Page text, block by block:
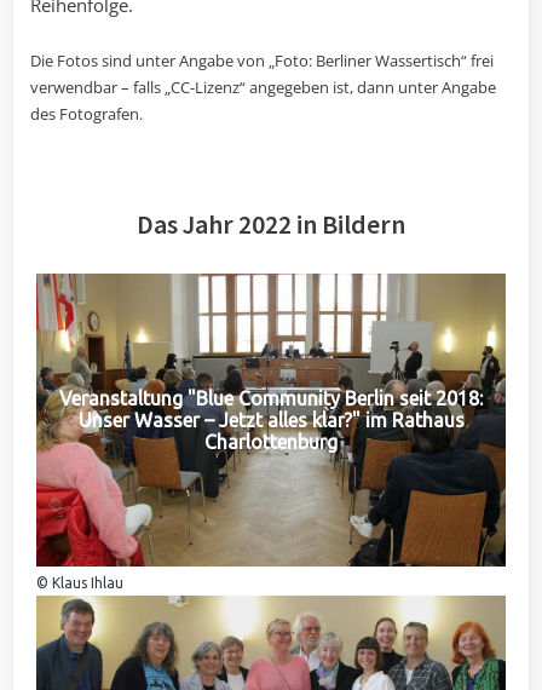
Die Fotos sind unter Angabe von „Foto: Berliner Wassertisch“ frei
verwendbar – falls „CC-Lizenz“ angegeben ist, dann unter Angabe
des Fotografen.
Das Jahr 2022 in Bildern
Veranstaltung "Blue Community Berlin seit 2018:
Unser Wasser – Jetzt alles klar?" im Rathaus
Charlottenburg
© Klaus Ihlau